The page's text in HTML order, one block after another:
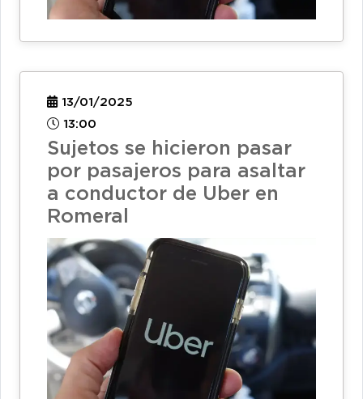
13/01/2025
13:00
Sujetos se hicieron pasar
por pasajeros para asaltar
a conductor de Uber en
Romeral